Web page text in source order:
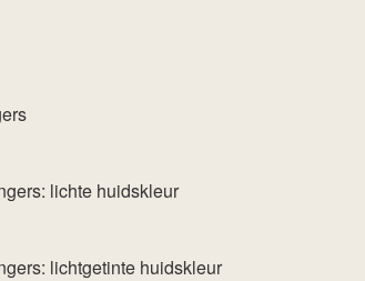
lichte huidskleur
lichtgetinte huidskleur